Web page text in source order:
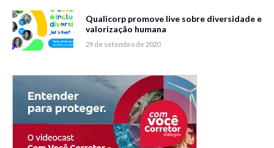
Qualicorp promove live sobre diversidade e
valorização humana
29 de setembro de 2020